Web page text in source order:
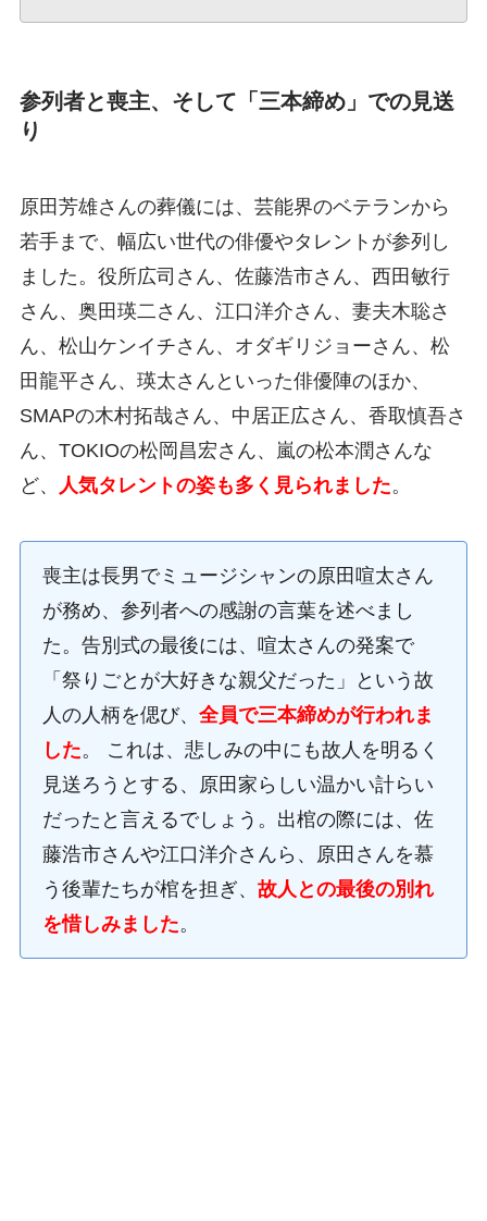
参列者と喪主、そして「三本締め」での見送
り
原田芳雄さんの葬儀には、芸能界のベテランから
若手まで、幅広い世代の俳優やタレントが参列し
ました。役所広司さん、佐藤浩市さん、西田敏行
さん、奥田瑛二さん、江口洋介さん、妻夫木聡さ
ん、松山ケンイチさん、オダギリジョーさん、松
田龍平さん、瑛太さんといった俳優陣のほか、
SMAPの木村拓哉さん、中居正広さん、香取慎吾さ
ん、TOKIOの松岡昌宏さん、嵐の松本潤さんな
ど、
人気タレントの姿も多く見られました。
喪主は長男でミュージシャンの原田喧太さん
が務め、参列者への感謝の言葉を述べまし
た。告別式の最後には、喧太さんの発案で
「祭りごとが大好きな親父だった」という故
人の人柄を偲び、 全員で三本締めが行われま
した。 これは、悲しみの中にも故人を明るく
見送ろうとする、原田家らしい温かい計らい
だったと言えるでしょう。出棺の際には、佐
藤浩市さんや江口洋介さんら、原田さんを慕
う後輩たちが棺を担ぎ、 故人との最後の別れ
を惜しみました。